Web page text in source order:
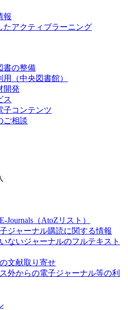
報
たアクティブラーニング
書の整備
（中央図書館）
開発
ス
子コンテンツ
ご相談
Journals（AtoZリスト）
ジャーナル購読に関する情報
ないジャーナルのフルテキスト
文献取り寄せ
外からの電子ジャーナル等の利